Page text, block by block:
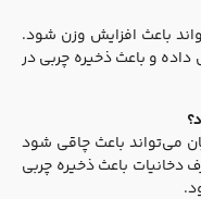
باعث افزایش وزن شود.
و باعث ذخیره چربی در
می‌تواند باعث چاقی شود
باعث ذخیره چربی